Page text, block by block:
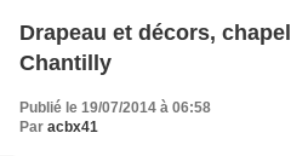
Drapeau et décors,
Chantilly
Publié le 19/07/2014 à 06:58
Par acbx41